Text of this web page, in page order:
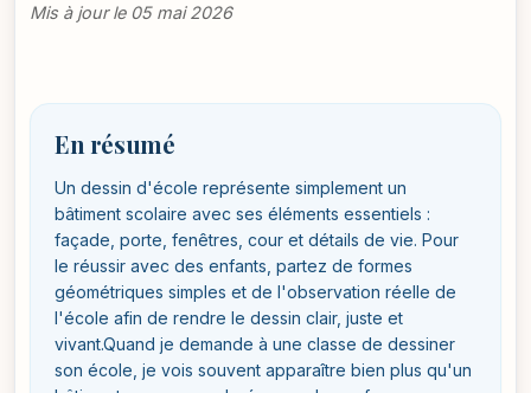
Mis à jour le 05 mai 2026
En résumé
Un dessin d'école représente simplement un
bâtiment scolaire avec ses éléments essentiels :
façade, porte, fenêtres, cour et détails de vie. Pour
le réussir avec des enfants, partez de formes
géométriques simples et de l'observation réelle de
l'école afin de rendre le dessin clair, juste et
vivant.Quand je demande à une classe de dessiner
son école, je vois souvent apparaître bien plus qu'un